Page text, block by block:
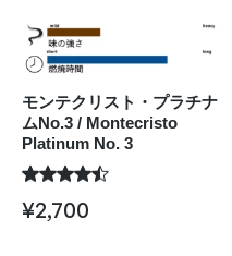
モンテクリスト・プラチナ
ムNo.3 / Montecristo
Platinum No. 3
¥2,700